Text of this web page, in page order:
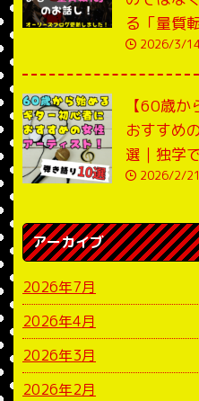
る「量質
2026/3/
【60歳
おすすめ
選｜独学
2026/2/21
アーカイブ
2026年7月
2026年4月
2026年3月
2026年2月